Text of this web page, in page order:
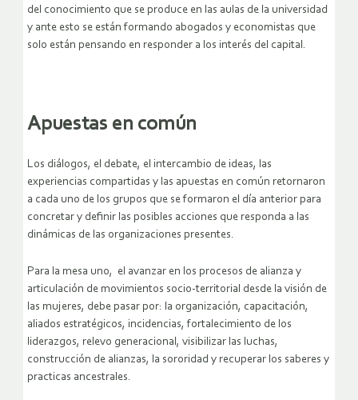
del conocimiento que se produce en las aulas de la universidad
y ante esto se están formando abogados y economistas que
solo están pensando en responder a los interés del capital.
Apuestas en común
Los diálogos, el debate, el intercambio de ideas, las
experiencias compartidas y las apuestas en común retornaron
a cada uno de los grupos que se formaron el día anterior para
concretar y definir las posibles acciones que responda a las
dinámicas de las organizaciones presentes.
Para la mesa uno, el avanzar en los procesos de alianza y
articulación de movimientos socio-territorial desde la visión de
las mujeres, debe pasar por: la organización, capacitación,
aliados estratégicos, incidencias, fortalecimiento de los
liderazgos, relevo generacional, visibilizar las luchas,
construcción de alianzas, la sororidad y recuperar los saberes y
practicas ancestrales.